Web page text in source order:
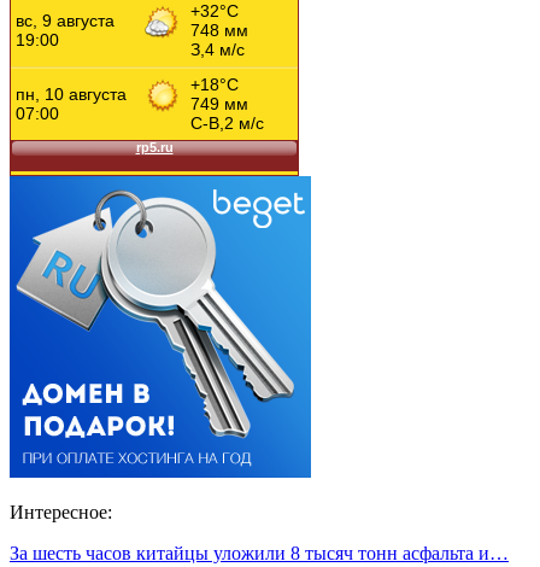
Интересное:
За шесть часов китайцы уложили 8 тысяч тонн асфальта и…